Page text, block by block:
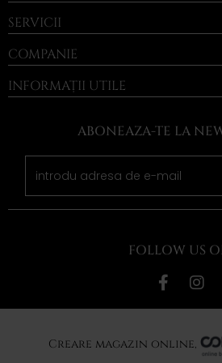
SERVICII
COMPANIE
INFORMAȚII UTILE
ABONEAZA-TE LA
FOLLOW US
Creare magazin online,